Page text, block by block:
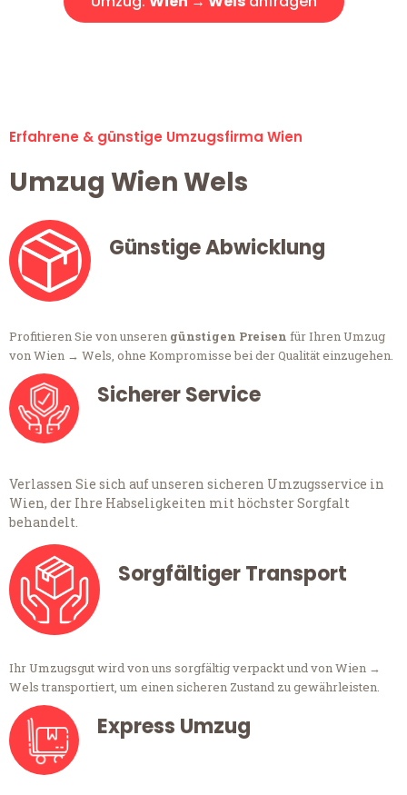
Erfahrene & günstige Umzugsfirma Wien
Umzug Wien Wels
Günstige Abwicklung
Profitieren Sie von unseren günstigen Preisen für Ihren Umzug
von Wien → Wels, ohne Kompromisse bei der Qualität einzugehen.
Sicherer Service
Verlassen Sie sich auf unseren sicheren Umzugsservice in
Wien, der Ihre Habseligkeiten mit höchster Sorgfalt
behandelt.
Sorgfältiger Transport
Ihr Umzugsgut wird von uns sorgfältig verpackt und von Wien →
Wels transportiert, um einen sicheren Zustand zu gewährleisten.
Express Umzug